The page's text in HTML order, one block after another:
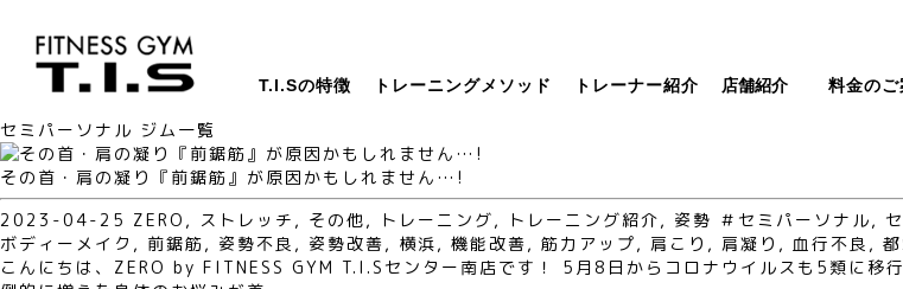
T.I.Sの特徴 トレーニングメソッド トレーナー紹介 店舗紹介 料金のご
セミパーソナル ジム一覧
その首・肩の凝り『前鋸筋』が原因かもしれません…!
2023-04-25 ZERO , ストレッチ , その他, トレーニング, トレーニング紹介, 姿勢 ＃セミパーソナル,
ボディーメイク , 前鋸筋, 姿勢不良 , 姿勢改善, 横浜, 機能改善, 筋力アップ, 肩こり , 肩凝り , 血行不良 ,
こんにちは、ZERO by FITNESS GYM T.I.Sセンター南店です！ 5月8日からコロナウイルスも5類に移